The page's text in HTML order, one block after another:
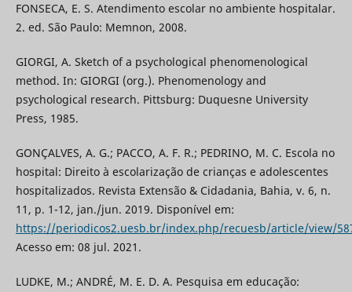
FONSECA, E. S. Atendimento escolar no ambiente hospitalar.
2. ed. São Paulo: Memnon, 2008.
GIORGI, A. Sketch of a psychological phenomenological
method. In: GIORGI (org.). Phenomenology and
psychological research. Pittsburg: Duquesne University
Press, 1985.
GONÇALVES, A. G.; PACCO, A. F. R.; PEDRINO, M. C. Escola no
hospital: Direito à escolarização de crianças e adolescentes
hospitalizados. Revista Extensão & Cidadania, Bahia, v. 6, n.
11, p. 1-12, jan./jun. 2019. Disponível em:
https://periodicos2.uesb.br/index.php/recuesb/article/view/
Acesso em: 08 jul. 2021.
LUDKE, M.; ANDRÉ, M. E. D. A. Pesquisa em educação: